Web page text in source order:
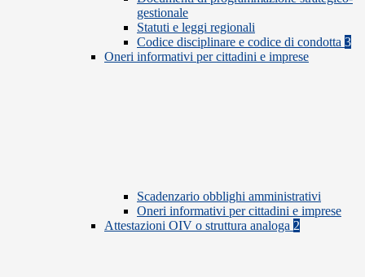
gestionale
Statuti e leggi regionali
Codice disciplinare e codice di condotta 3
Oneri informativi per cittadini e imprese
Scadenzario obblighi amministrativi
Oneri informativi per cittadini e imprese
Attestazioni OIV o struttura analoga 2